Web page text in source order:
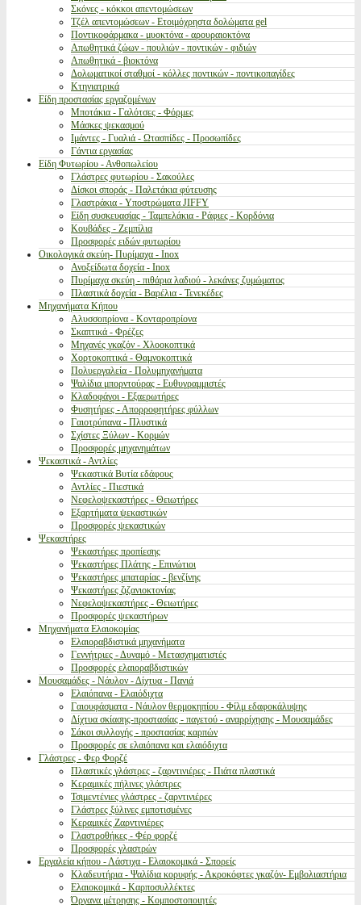
Σκόνες - κόκκοι απεντομώσεων
Τζέλ απεντομώσεων - Ετοιμόχρηστα δολώματα gel
Ποντικοφάρμακα - μυοκτόνα - αρουραιοκτόνα
Απωθητικά ζώων - πουλιών - ποντικών - φιδιών
Απωθητικά - βιοκτόνα
Δολωματικοί σταθμοί - κόλλες ποντικών - ποντικοπαγίδες
Κτηνιατρικά
Είδη προστασίας εργαζομένων
Μποτάκια - Γαλότσες - Φόρμες
Μάσκες ψεκασμού
Ιμάντες - Γυαλιά - Ωτασπίδες - Προσωπίδες
Γάντια εργασίας
Είδη Φυτωρίου - Ανθοπωλείου
Γλάστρες φυτωρίου - Σακούλες
Δίσκοι σποράς - Παλετάκια φύτευσης
Γλαστράκια - Υποστρώματα JIFFY
Είδη συσκευασίας - Ταμπελάκια - Ράφιες - Κορδόνια
Κουβάδες - Ζεμπίλια
Προσφορές ειδών φυτωρίου
Οικολογικά σκεύη- Πυρίμαχα - Inox
Ανοξείδωτα δοχεία - Inox
Πυρίμαχα σκεύη - πιθάρια λαδιού - λεκάνες ζυμώματος
Πλαστικά δοχεία - Βαρέλια - Τενεκέδες
Μηχανήματα Κήπου
Αλυσσοπρίονα - Κονταροπρίονα
Σκαπτικά - Φρέζες
Μηχανές γκαζόν - Χλοοκοπτικά
Χορτοκοπτικά - Θαμνοκοπτικά
Πολυεργαλεία - Πολυμηχανήματα
Ψαλίδια μπορντούρας - Ευθυγραμμιστές
Κλαδοφάγοι - Εξαερωτήρες
Φυσητήρες - Απορροφητήρες φύλλων
Γαιοτρύπανα - Πλυστικά
Σχίστες Ξύλων - Κορμών
Προσφορές μηχανημάτων
Ψεκαστικά - Αντλίες
Ψεκαστικά Βυτία εδάφους
Αντλίες - Πιεστικά
Νεφελοψεκαστήρες - Θειωτήρες
Εξαρτήματα ψεκαστικών
Προσφορές ψεκαστικών
Ψεκαστήρες
Ψεκαστήρες προπίεσης
Ψεκαστήρες Πλάτης - Επινώτιοι
Ψεκαστήρες μπαταρίας - βενζίνης
Ψεκαστήρες ζιζανιοκτονίας
Νεφελοψεκαστήρες - Θειωτήρες
Προσφορές ψεκαστήρων
Μηχανήματα Ελαιοκομίας
Ελαιοραβδιστικά μηχανήματα
Γεννήτριες - Δυναμό - Μετασχηματιστές
Προσφορές ελαιοραβδιστικών
Μουσαμάδες - Νάυλον - Δίχτυα - Πανιά
Ελαιόπανα - Ελαιόδιχτα
Γαιουφάσματα - Νάυλον θερμοκηπίου - Φίλμ εδαφοκάλυψης
Δίχτυα σκίασης-προστασίας - παγετού - αναρρίχησης - Μουσαμάδες
Σάκοι συλλογής - προστασίας καρπών
Προσφορές σε ελαιόπανα και ελαιόδιχτα
Γλάστρες - Φερ Φορζέ
Πλαστικές γλάστρες - ζαρντινιέρες - Πιάτα πλαστικά
Κεραμικές πήλινες γλάστρες
Τσιμεντένιες γλάστρες - ζαρντινιέρες
Γλάστρες ξύλινες εμποτισμένες
Κεραμικές Ζαρντινιέρες
Γλαστροθήκες - Φέρ φορζέ
Προσφορές γλαστρών
Εργαλεία κήπου - Λάστιχα - Ελαιοκομικά - Σπορείς
Κλαδευτήρια - Ψαλίδια κορυφής - Ακροκόφτες γκαζόν- Εμβολιαστήρια
Ελαιοκομικά - Καρποσυλλέκτες
Όργανα μέτρησης - Κομποστοποιητές